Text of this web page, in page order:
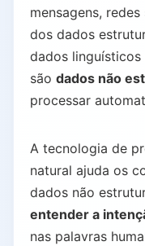
4. Abordagens no
4.1. PLN baseado
4.2. PLN
4.3. PLN com
4.4. Tendências
5.1. Desafios
Tendências
Conclusão
mensagens,
dos dados
dados
são dados não
processar
A tecnologia de
natural ajuda os
dados não
entender a
nas palavras